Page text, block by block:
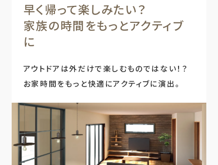
早く帰って楽しみたい？
家族の時間をもっとアクティブ
に
アウトドアは外だけで楽しむものではない！？
お家時間をもっと快適にアクティブに演出。